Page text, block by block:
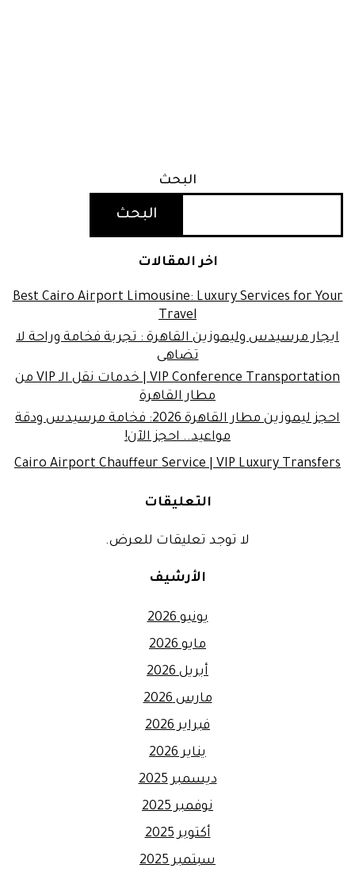
البحث
البحث
اخر المقالات
Best Cairo Airport Limousine: Luxury Services for Your
Travel
ايجار مرسيدس وليموزين القاهرة : تجربة فخامة وراحة لا
تضاهى
VIP Conference Transportation | خدمات نقل الـ VIP من
مطار القاهرة
احجز ليموزين مطار القاهرة 2026: فخامة مرسيدس ودقة
مواعيد.. احجز الآن!
Cairo Airport Chauffeur Service | VIP Luxury Transfers
التعليقات
لا توجد تعليقات للعرض.
الأرشيف
يونيو 2026
مايو 2026
أبريل 2026
مارس 2026
فبراير 2026
يناير 2026
ديسمبر 2025
نوفمبر 2025
أكتوبر 2025
سبتمبر 2025